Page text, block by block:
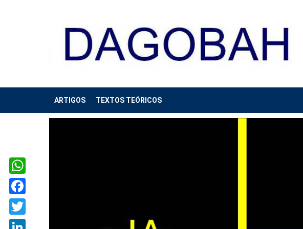
ARTIGOS TEXTOS TEÓRICOS
WhatsApp
Facebook
Twitter